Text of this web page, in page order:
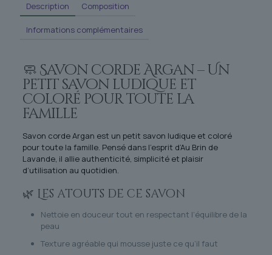
Description Composition
Informations complémentaires
🧼 Savon corde Argan – Un
petit savon ludique et
coloré pour toute la
famille
Savon corde Argan est un petit savon ludique et coloré
pour toute la famille. Pensé dans l’esprit d’Au Brin de
Lavande, il allie authenticité, simplicité et plaisir
d’utilisation au quotidien.
🌿 Les atouts de ce savon
Nettoie en douceur tout en respectant l’équilibre de la
peau
Texture agréable qui mousse juste ce qu’il faut